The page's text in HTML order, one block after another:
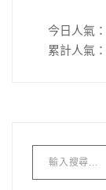
今日人氣：
累計人氣：